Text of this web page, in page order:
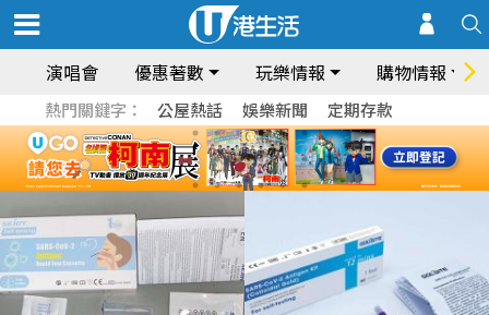
演唱會 優惠著數 玩樂情報 購物情報
熱門關鍵字： 公屋熱話 娛樂新聞 定期存款